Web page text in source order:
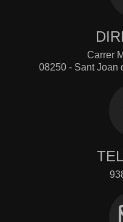
Carrer
08250 - Sant Joan